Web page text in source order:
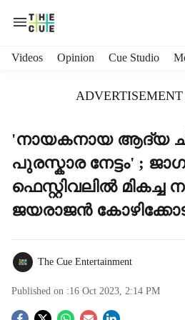
Videos Opinion Cue Studio
'നായകനായ ആദ്യ
പുരസ്കാര നേട്ടം' ;
ഫെസ്റ്റിവലിൽ
ജയരാജൻ
The Cue Entertainment
Published on :16 Oct 2023, 2:14 PM